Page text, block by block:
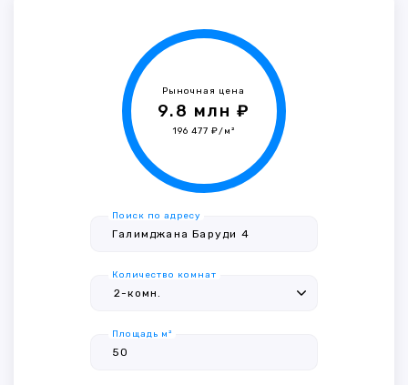
Рыночная цена
9.8 млн ₽
196 477 ₽/м²
Поиск по адресу
Количество комнат
Площадь м²